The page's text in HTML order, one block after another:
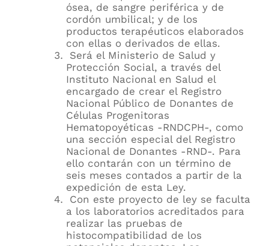
ósea, de sangre periférica y de
cordón umbilical; y de los
productos terapéuticos elaborados
con ellas o derivados de ellas.
Será el Ministerio de Salud y
Protección Social, a través del
Instituto Nacional en Salud el
encargado de crear el Registro
Nacional Público de Donantes de
Células Progenitoras
Hematopoyéticas -RNDCPH-, como
una sección especial del Registro
Nacional de Donantes -RND-. Para
ello contarán con un término de
seis meses contados a partir de la
expedición de esta Ley.
Con este proyecto de ley se faculta
a los laboratorios acreditados para
realizar las pruebas de
histocompatibilidad de los